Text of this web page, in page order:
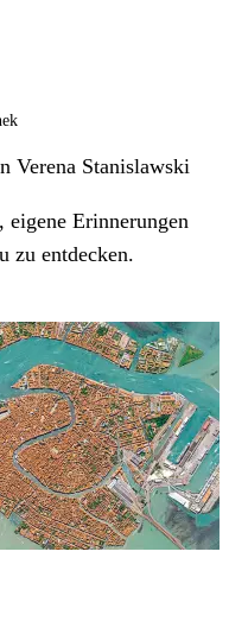
Verena Stanislawski
eigene Erinnerungen
zu entdecken.